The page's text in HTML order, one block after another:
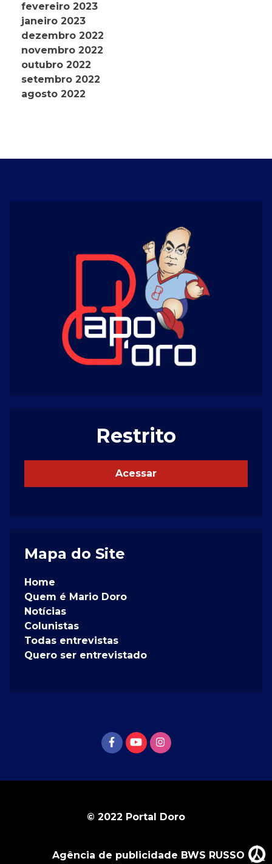
fevereiro 2023
janeiro 2023
dezembro 2022
novembro 2022
outubro 2022
setembro 2022
agosto 2022
Restrito
Acessar
Mapa do Site
Home
Quem é Mario Doro
Notícias
Colunistas
Todas entrevistas
Quero ser entrevistado
© 2022 Portal Doro
Agência de publicidade BWS RUSSO